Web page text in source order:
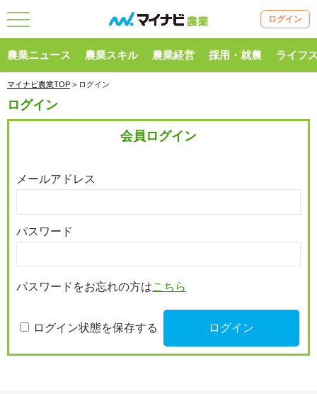
ログイン
農業ニュース 農業スキル 農業経営 採用・就農 ライフ
マイナビ農業TOP > ログイン
ログイン
会員ログイン
メールアドレス
パスワード
パスワードをお忘れの方はこちら
ログイン状態を保存する